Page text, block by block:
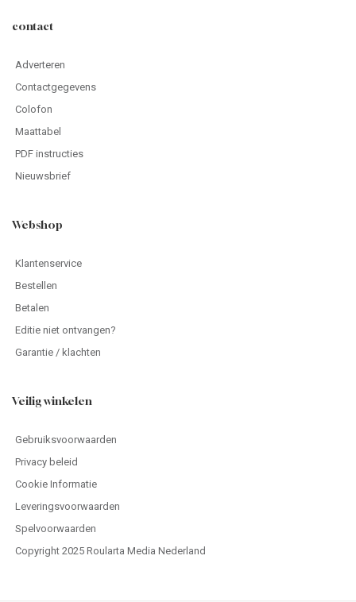
contact
Adverteren
Contactgegevens
Colofon
Maattabel
PDF instructies
Nieuwsbrief
Webshop
Klantenservice
Bestellen
Betalen
Editie niet ontvangen?
Garantie / klachten
Veilig winkelen
Gebruiksvoorwaarden
Privacy beleid
Cookie Informatie
Leveringsvoorwaarden
Spelvoorwaarden
Copyright 2025 Roularta Media Nederland